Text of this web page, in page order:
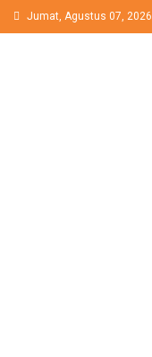
Skip
to
Jumat, Agustus 07, 2026